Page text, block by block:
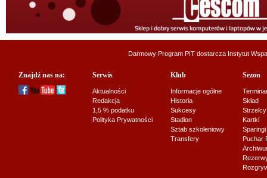
Darmowy Program PIT dostarcza Instytut
Znajdź nas na: Serwis
Aktualności
Redakcja
1,5 % podatku
Polityka Prywatności
Klub
Informacje ogólne
Historia
Sukcesy
Stadion
Sztab szkoleniowy
Transfery
Sezon
Skład
Strzelcy
Kartki
Sparingi
Puchar